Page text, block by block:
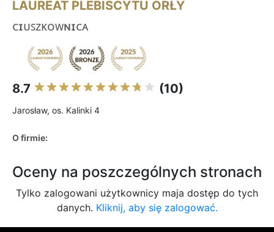
LAUREAT PLEBISCYTU ORŁY
ᴄɪᴜꜱᴢᴋᴏᴡɴɪᴄᴀ
8.7 (10)
Jarosław, os. Kalinki 4
O firmie:
Oceny na poszczególnych stronach
Tylko zalogowani użytkownicy maja dostęp do tych
danych. Kliknij, aby się zalogować.